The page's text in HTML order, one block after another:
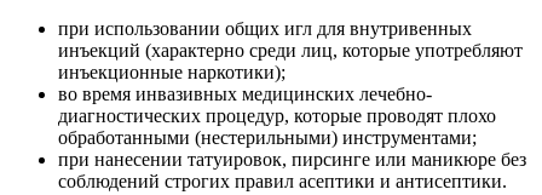
при использовании общих игл для внутривенных
инъекций (характерно среди лиц, которые употребляют
инъекционные наркотики);
во время инвазивных медицинских лечебно-
диагностических процедур, которые проводят плохо
обработанными (нестерильными) инструментами;
при нанесении татуировок, пирсинге или маникюре без
соблюдений строгих правил асептики и антисептики.